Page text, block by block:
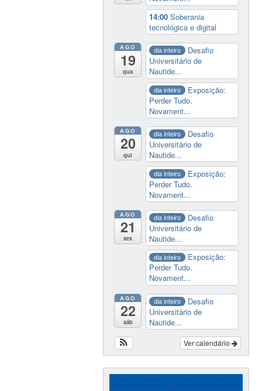
14:00Soberania
tecnológica e digital
AGO
19
qua
dia inteiro
Desafio
Universitário de
Nautide...
dia inteiro
Exposição:
Perder Tudo.
Novament...
AGO
20
qui
dia inteiro
Desafio
Universitário de
Nautide...
dia inteiro
Exposição:
Perder Tudo.
Novament...
AGO
21
sex
dia inteiro
Desafio
Universitário de
Nautide...
dia inteiro
Exposição:
Perder Tudo.
Novament...
AGO
22
sáb
dia inteiro
Desafio
Universitário de
Nautide...
Ver calendário